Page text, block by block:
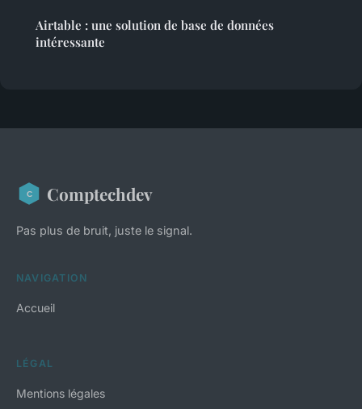
Airtable : une solution de base de données
intéressante
Comptechdev
Pas plus de bruit, juste le signal.
NAVIGATION
Accueil
LÉGAL
Mentions légales